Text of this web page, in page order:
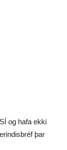
og hafa ekki
þar